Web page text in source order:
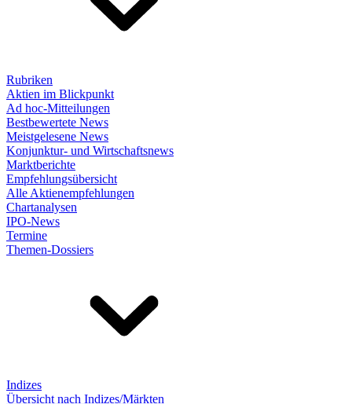
Rubriken
Aktien im Blickpunkt
Ad hoc-Mitteilungen
Bestbewertete News
Meistgelesene News
Konjunktur- und Wirtschaftsnews
Marktberichte
Empfehlungsübersicht
Alle Aktienempfehlungen
Chartanalysen
IPO-News
Termine
Themen-Dossiers
Indizes
Übersicht nach Indizes/Märkten